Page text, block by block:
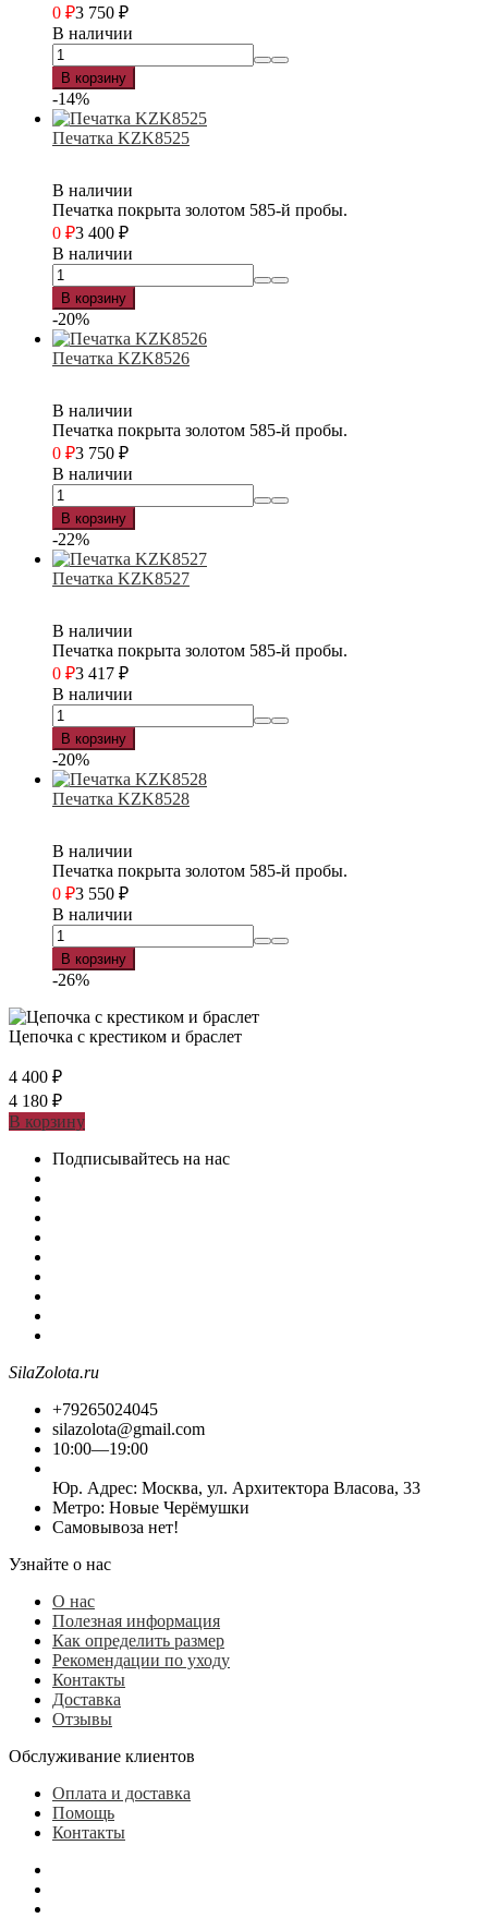
0 ₽3 750 ₽
В наличии
В корзину
-14%
Печатка KZK8525
В наличии
Печатка покрыта золотом 585-й пробы.
0 ₽3 400 ₽
В наличии
В корзину
-20%
Печатка KZK8526
В наличии
Печатка покрыта золотом 585-й пробы.
0 ₽3 750 ₽
В наличии
В корзину
-22%
Печатка KZK8527
В наличии
Печатка покрыта золотом 585-й пробы.
0 ₽3 417 ₽
В наличии
В корзину
-20%
Печатка KZK8528
В наличии
Печатка покрыта золотом 585-й пробы.
0 ₽3 550 ₽
В наличии
В корзину
-26%
Цепочка с крестиком и браслет
4 400 ₽
4 180 ₽
В корзину
Подписывайтесь на нас
SilaZolota.ru
+79265024045
silazolota@gmail.com
10:00—19:00
Юр. Адреc: Москва, ул. Архитектора Власова, 33
Метро: Новые Черёмушки
Самовывоза нет!
Узнайте о нас
О нас
Полезная информация
Как определить размер
Рекомендации по уходу
Контакты
Доставка
Отзывы
Обслуживание клиентов
Оплата и доставка
Помощь
Контакты